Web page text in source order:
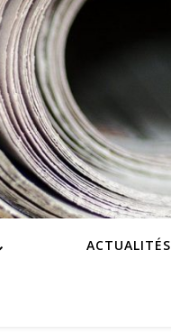
ACTUALITÉS